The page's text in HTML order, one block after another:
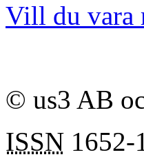
Vill du vara
© us3 AB
ISSN 1652-